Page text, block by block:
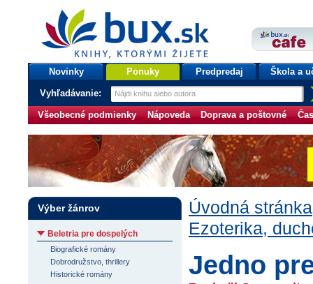
bux.sk
knihy, ktorými žijete
Úvodná stránka
Novinky Ponuky Predpredaj Škola a
Vyhľadávanie:
Všeobecné podmienky Nápoveda Doprava a poštovné
Úvodná stránka
Ezoterika,
Jedno
Výber žánrov
Beletria pre dospelých
Biografické romány
Dobrodružstvo, thrillery
Historické romány